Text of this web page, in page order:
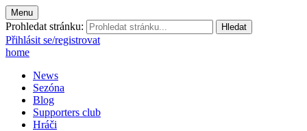
Menu
Prohledat stránku:
Přihlásit se/registrovat
home
News
Sezóna
Blog
Supporters club
Hráči